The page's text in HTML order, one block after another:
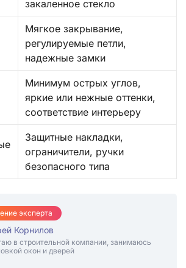
закаленное стекло
Мягкое закрывание,
регулируемые петли,
надежные замки
Минимум острых углов,
яркие или нежные оттенки,
соответствие интерьеру
Защитные накладки,
ограничители, ручки
безопасного типа
эксперта
Корнилов
в строительной компании, занимаюсь
окон и дверей